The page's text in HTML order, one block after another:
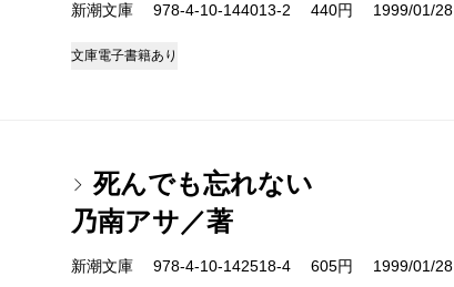
新潮文庫 978-4-10-144013-2 440円 1999/01/28
文庫電子書籍あり
死んでも忘れない
乃南アサ／著
新潮文庫 978-4-10-142518-4 605円 1999/01/28